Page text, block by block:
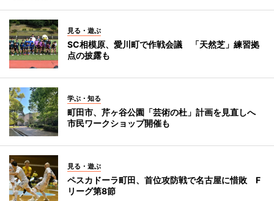
見る・遊ぶ
SC相模原、愛川町で作戦会議 「天然芝」練習拠
点の披露も
学ぶ・知る
町田市、芹ヶ谷公園「芸術の杜」計画を見直しへ
市民ワークショップ開催も
見る・遊ぶ
ペスカドーラ町田、首位攻防戦で名古屋に惜敗 F
リーグ第8節